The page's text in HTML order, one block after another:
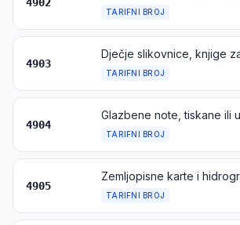
TARIFNI BROJ
4903
TARIFNI BROJ
4904
TARIFNI BROJ
4905
TARIFNI BROJ